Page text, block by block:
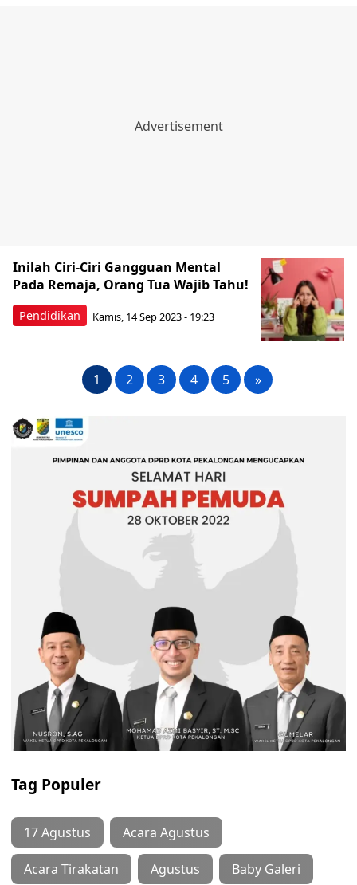
Pendidikan
Inilah Ciri-Ciri Gangguan Mental
Pada Remaja, Orang Tua Wajib Tahu!
Kamis, 14 Sep 2023 - 19:23
1 2 3 4 5 »
Tag Populer
17 Agustus Acara Agustus
Acara Tirakatan Agustus Baby Galeri